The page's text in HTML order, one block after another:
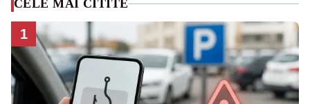
CELE MAI CITITE
1